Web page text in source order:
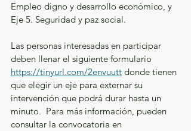
Empleo digno y desarrollo económico, y
Eje 5. Seguridad y paz social.
Las personas interesadas en participar
deben llenar el siguiente formulario
https://tinyurl.com/2envuutt donde tienen
que elegir un eje para externar su
intervención que podrá durar hasta un
minuto.  Para más información, pueden
consultar la convocatoria en